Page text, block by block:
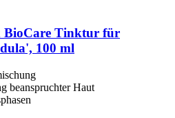
BioCare Tinktur für
100 ml
beanspruchter Haut